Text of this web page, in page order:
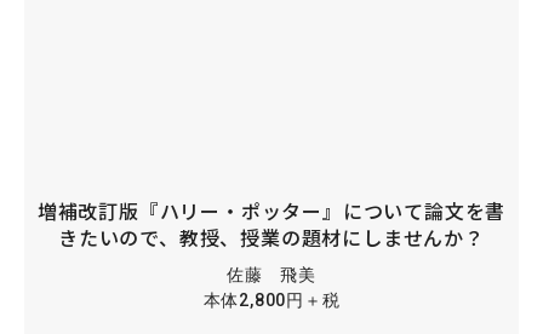
増補改訂版『ハリー・ポッター』について論文を書
きたいので、教授、授業の題材にしませんか？
佐藤 飛美
本体2,800円＋税